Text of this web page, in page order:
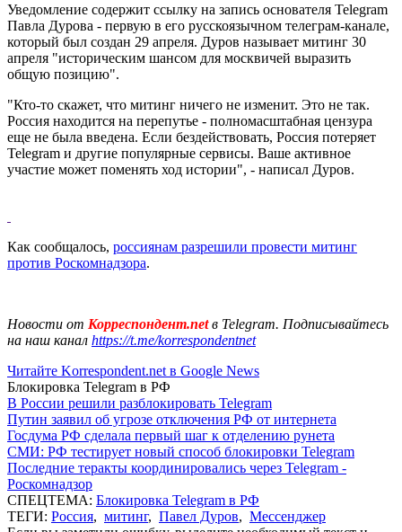
Уведомление содержит ссылку на запись основателя Telegram
Павла Дурова - первую в его русскоязычном телеграм-канале,
который был создан 29 апреля. Дуров называет митинг 30
апреля "историческим шансом для москвичей выразить
общую позицию".
"Кто-то скажет, что митинг ничего не изменит. Это не так.
Россия находится на перепутье - полномасштабная цензура
еще не была введена. Если бездействовать, Россия потеряет
Telegram и другие популярные сервисы. Ваше активное
участие может поменять ход истории", - написал Дуров.
Как сообщалось, россиянам разрешили провести митинг
против Роскомнадзора.
Новости от Корреспондент.netв Telegram. Подписывайтесь
на наш канал https://t.me/korrespondentnet
Читайте Korrespondent.net в Google News
Блокировка Telegram в РФ
В России решили разблокировать Telegram
Путин заявил об угрозе отключения РФ от интернета
Госдума РФ сделала первый шаг к отделению рунета
СМИ: РФ тестирует новый способ блокировки Telegram
Последние теракты координировались через Telegram -
Роскомнадзор
СПЕЦТЕМА: Блокировка Telegram в РФ
ТЕГИ: Россия, митинг, Павел Дуров, Мессенджер